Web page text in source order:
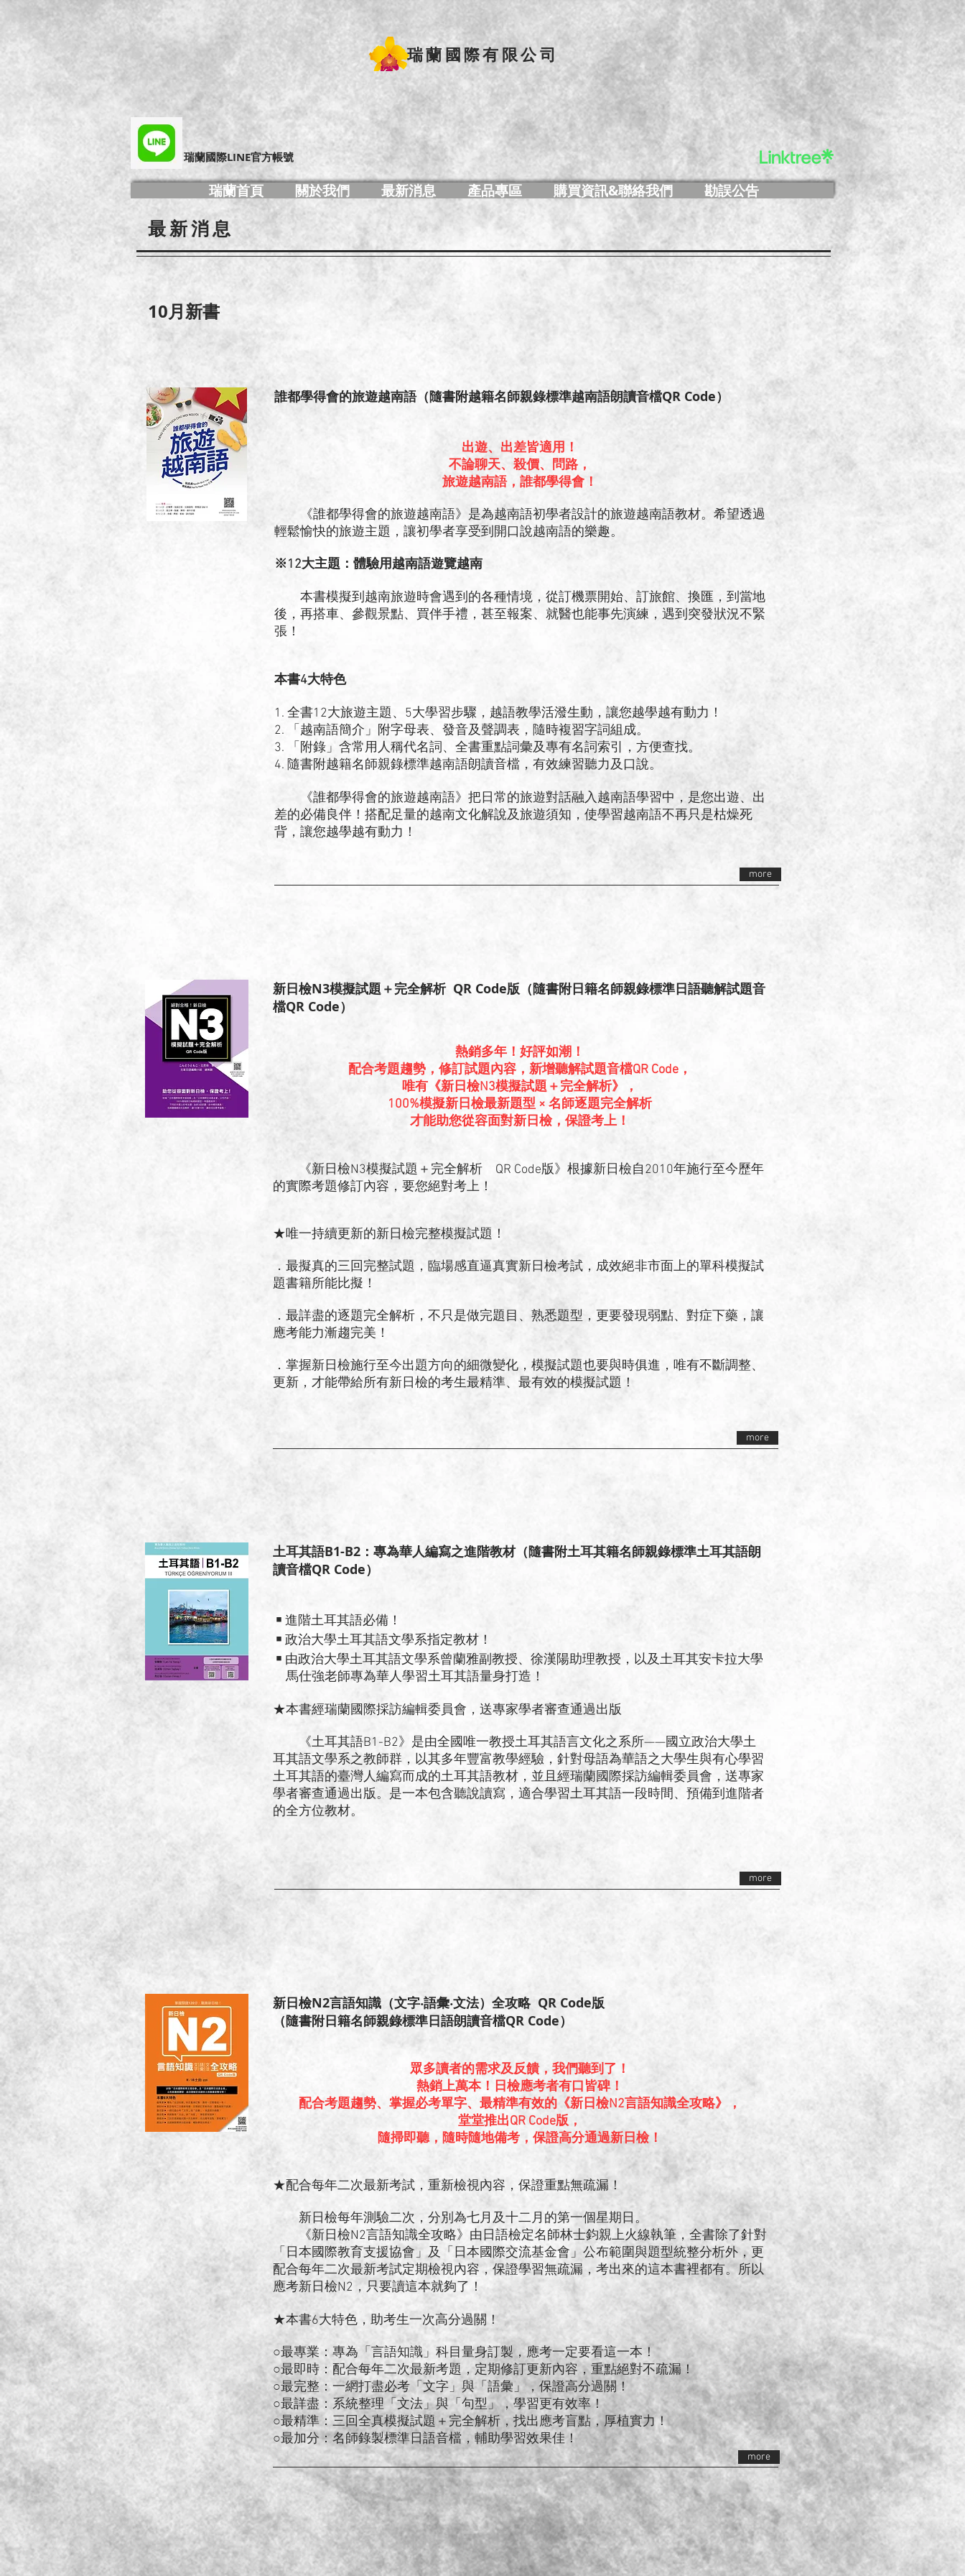
瑞蘭國際有限公司
​瑞蘭國際LINE官方帳號
瑞蘭首頁 關於我們 最新消息 產品專區 購買資訊&聯絡我們 勘誤公告
最新消息
​10月新書
誰都學得會的旅遊越南語（隨書附越籍名師親錄標準越南語朗讀音檔QR Code）
出遊、出差皆適用！
不論聊天、殺價、問路，
旅遊越南語，誰都學得會！
《誰都學得會的旅遊越南語》是為越南語初學者設計的旅遊越南語教材。希望透過
輕鬆愉快的旅遊主題，讓初學者享受到開口說越南語的樂趣。
※12大主題：體驗用越南語遊覽越南
本書模擬到越南旅遊時會遇到的各種情境，從訂機票開始、訂旅館、換匯，到當地
後，再搭車、參觀景點、買伴手禮，甚至報案、就醫也能事先演練，遇到突發狀況不緊
張！
本書4大特色
1. 全書12大旅遊主題、5大學習步驟，越語教學活潑生動，讓您越學越有動力！
2. 「越南語簡介」附字母表、發音及聲調表，隨時複習字詞組成。
3. 「附錄」含常用人稱代名詞、全書重點詞彙及專有名詞索引，方便查找。
4. 隨書附越籍名師親錄標準越南語朗讀音檔，有效練習聽力及口說。
《誰都學得會的旅遊越南語》把日常的旅遊對話融入越南語學習中，是您出遊、出
差的必備良伴！搭配足量的越南文化解說及旅遊須知，使學習越南語不再只是枯燥死
背，讓您越學越有動力！
more
新日檢N3模擬試題＋完全解析 QR Code版（隨書附日籍名師親錄標準日語聽解試題音
檔QR Code）
熱銷多年！好評如潮！
配合考題趨勢，修訂試題內容，新增聽解試題音檔QR Code，
唯有《新日檢N3模擬試題＋完全解析》，
100%模擬新日檢最新題型 × 名師逐題完全解析
才能助您從容面對新日檢，保證考上！
《新日檢N3模擬試題＋完全解析 QR Code版》根據新日檢自2010年施行至今歷年
的實際考題修訂內容，要您絕對考上！
★唯一持續更新的新日檢完整模擬試題！
．最擬真的三回完整試題，臨場感直逼真實新日檢考試，成效絕非市面上的單科模擬試
題書籍所能比擬！
．最詳盡的逐題完全解析，不只是做完題目、熟悉題型，更要發現弱點、對症下藥，讓
應考能力漸趨完美！
．掌握新日檢施行至今出題方向的細微變化，模擬試題也要與時俱進，唯有不斷調整、
更新，才能帶給所有新日檢的考生最精準、最有效的模擬試題！
more
土耳其語B1-B2：專為華人編寫之進階教材（隨書附土耳其籍名師親錄標準土耳其語朗
讀音檔QR Code）
￭ 進階土耳其語必備！
￭ 政治大學土耳其語文學系指定教材！
￭ 由政治大學土耳其語文學系曾蘭雅副教授、徐漢陽助理教授，以及土耳其安卡拉大學
馬仕強老師專為華人學習土耳其語量身打造！
★本書經瑞蘭國際採訪編輯委員會，送專家學者審查通過出版
《土耳其語B1-B2》是由全國唯一教授土耳其語言文化之系所——國立政治大學土
耳其語文學系之教師群，以其多年豐富教學經驗，針對母語為華語之大學生與有心學習
土耳其語的臺灣人編寫而成的土耳其語教材，並且經瑞蘭國際採訪編輯委員會，送專家
學者審查通過出版。是一本包含聽說讀寫，適合學習土耳其語一段時間、預備到進階者
的全方位教材。
more
新日檢N2言語知識（文字‧語彙‧文法）全攻略 QR Code版
（隨書附日籍名師親錄標準日語朗讀音檔QR Code）
眾多讀者的需求及反饋，我們聽到了！
熱銷上萬本！日檢應考者有口皆碑！
配合考題趨勢、掌握必考單字、最精準有效的《新日檢N2言語知識全攻略》，
堂堂推出QR Code版，
隨掃即聽，隨時隨地備考，保證高分通過新日檢！
★配合每年二次最新考試，重新檢視內容，保證重點無疏漏！
新日檢每年測驗二次，分別為七月及十二月的第一個星期日。
《新日檢N2言語知識全攻略》由日語檢定名師林士鈞親上火線執筆，全書除了針對
「日本國際教育支援協會」及「日本國際交流基金會」公布範圍與題型統整分析外，更
配合每年二次最新考試定期檢視內容，保證學習無疏漏，考出來的這本書裡都有。所以
應考新日檢N2，只要讀這本就夠了！
★本書6大特色，助考生一次高分過關！
○最專業：專為「言語知識」科目量身訂製，應考一定要看這一本！
○最即時：配合每年二次最新考題，定期修訂更新內容，重點絕對不疏漏！
○最完整：一網打盡必考「文字」與「語彙」，保證高分過關！
○最詳盡：系統整理「文法」與「句型」，學習更有效率！
○最精準：三回全真模擬試題＋完全解析，找出應考盲點，厚植實力！
○最加分：名師錄製標準日語音檔，輔助學習效果佳！
more